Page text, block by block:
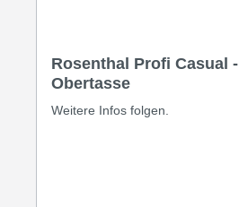
Rosenthal Profi Casual - Shell - Kombi-
Obertasse
Weitere Infos folgen.